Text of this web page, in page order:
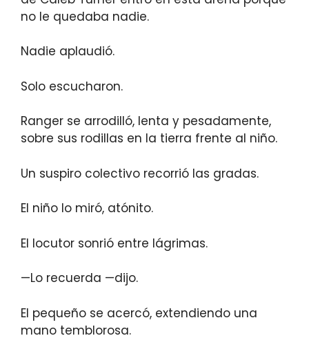
no le quedaba nadie.
Nadie aplaudió.
Solo escucharon.
Ranger se arrodilló, lenta y pesadamente,
sobre sus rodillas en la tierra frente al niño.
Un suspiro colectivo recorrió las gradas.
El niño lo miró, atónito.
El locutor sonrió entre lágrimas.
—Lo recuerda —dijo.
El pequeño se acercó, extendiendo una
mano temblorosa.